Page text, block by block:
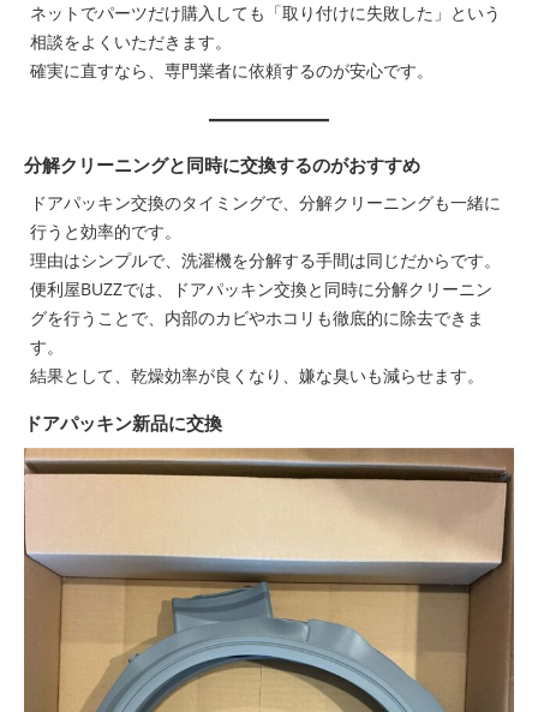
ネットでパーツだけ購入しても「取り付けに失敗した」という
相談をよくいただきます。
確実に直すなら、専門業者に依頼するのが安心です。
分解クリーニングと同時に交換するのがおすすめ
ドアパッキン交換のタイミングで、分解クリーニングも一緒に
行うと効率的です。
理由はシンプルで、洗濯機を分解する手間は同じだからです。
便利屋BUZZでは、ドアパッキン交換と同時に分解クリーニン
グを行うことで、内部のカビやホコリも徹底的に除去できま
す。
結果として、乾燥効率が良くなり、嫌な臭いも減らせます。
ドアパッキン新品に交換